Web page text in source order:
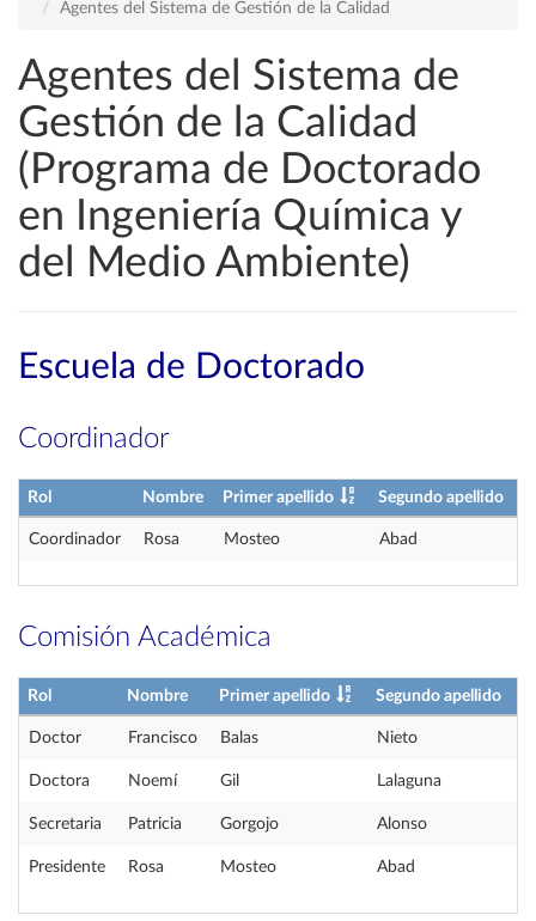
Agentes del Sistema de Gestión de la Calidad
Agentes del Sistema de
Gestión de la Calidad
(Programa de Doctorado
en Ingeniería Química y
del Medio Ambiente)
Escuela de Doctorado
Coordinador
Rol Nombre Primer apellido Segundo apellido
Coordinador Rosa Mosteo Abad
Comisión Académica
Rol Nombre Primer apellido Segundo apellido
Doctor Francisco Balas Nieto
Doctora Noemí Gil Lalaguna
Secretaria Patricia Gorgojo Alonso
Presidente Rosa Mosteo Abad